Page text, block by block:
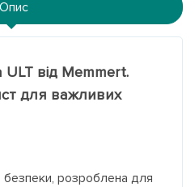
Опис
від Memmert.
для важливих
безпеки, розроблена для